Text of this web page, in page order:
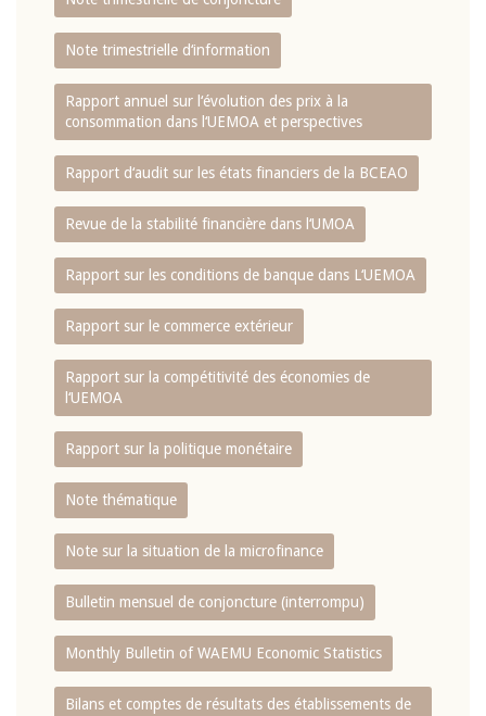
Note trimestrielle d‘information
Rapport annuel sur l‘évolution des prix à la
consommation dans l‘UEMOA et perspectives
Rapport d‘audit sur les états financiers de la BCEAO
Revue de la stabilité financière dans l‘UMOA
Rapport sur les conditions de banque dans L‘UEMOA
Rapport sur le commerce extérieur
Rapport sur la compétitivité des économies de
l‘UEMOA
Rapport sur la politique monétaire
Note thématique
Note sur la situation de la microfinance
Bulletin mensuel de conjoncture (interrompu)
Monthly Bulletin of WAEMU Economic Statistics
Bilans et comptes de résultats des établissements de